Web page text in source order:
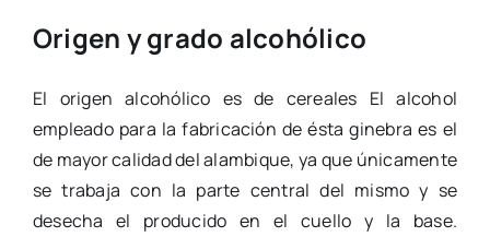
Origen y grado alcohólico
El origen alcohólico es de cereales El alcohol
empleado para la fabricación de ésta ginebra es el
de mayor calidad del alambique, ya que únicamente
se trabaja con la parte central del mismo y se
desecha el producido en el cuello y la base.